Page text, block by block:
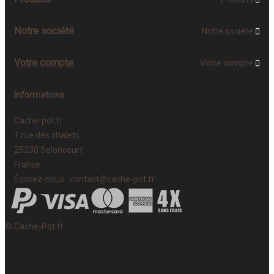
Notre société Notre société 
Votre compte Votre compte 
Informations
Cache-pot.fr
1 rue des chalets
25230 Seloncourt
France
Écrivez-nous : contact@cache-pot.fr
© Cache-Pot.fr